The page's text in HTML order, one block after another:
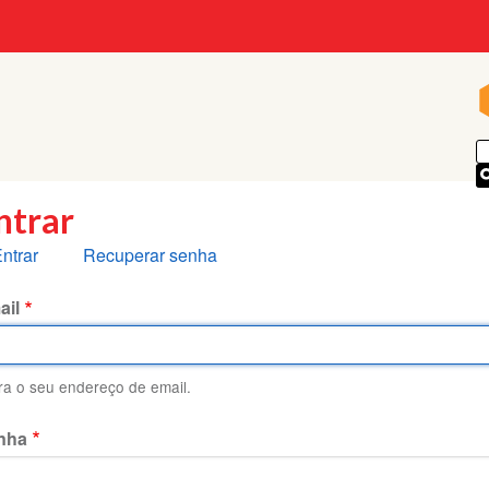
Recuperar senha
o seu endereço de email.